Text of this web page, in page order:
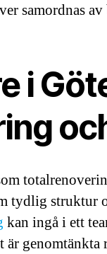
samordnas av
i
tydlig struktur
kan ingå i ett
genomtänkta